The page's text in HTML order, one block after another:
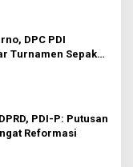
DPC PDI
Turnamen Sepak
PDI-P: Putusan
Reformasi